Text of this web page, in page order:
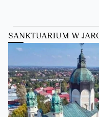
Kościół
Преображення Господнє в
SANKTUARIUM W